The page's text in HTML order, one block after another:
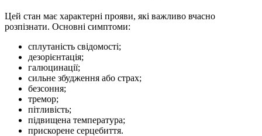
Цей стан має характерні прояви, які важливо вчасно
розпізнати. Основні симптоми:
сплутаність свідомості;
дезорієнтація;
галюцинації;
сильне збудження або страх;
безсоння;
тремор;
пітливість;
підвищена температура;
прискорене серцебиття.